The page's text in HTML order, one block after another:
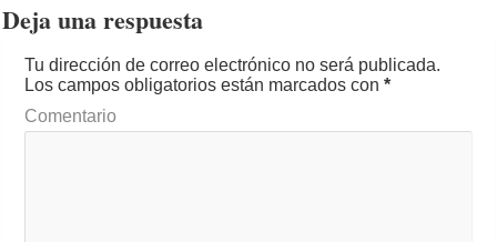
Deja una respuesta
Tu dirección de correo electrónico no será publicada.
Los campos obligatorios están marcados con*
Comentario